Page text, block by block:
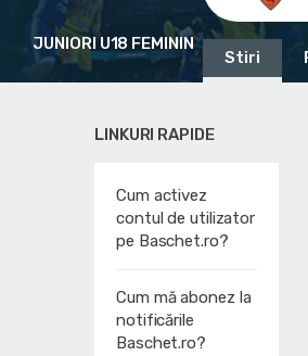
JUNIORI U18 FEMININ
Stiri
LINKURI RAPIDE
Cum activez
contul de utilizator
pe Baschet.ro?
Cum mă abonez la
notificările
Baschet.ro?